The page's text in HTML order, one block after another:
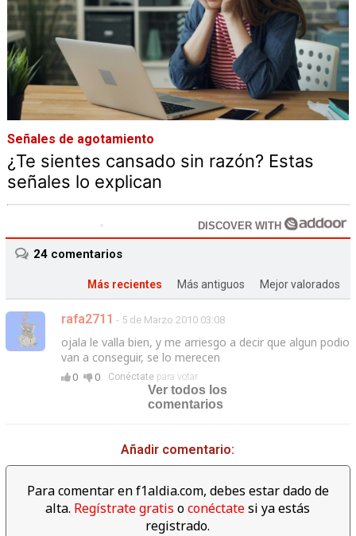
Señales de agotamiento
¿Te sientes cansado sin razón? Estas
señales lo explican
DISCOVER WITH
24comentarios
Más recientes Más antiguos Mejor valorados
rafa2711 - 5 de Marzo 2010 03:08
ojala le valla bien, y me arriesgo a decir que algun podio
van a conseguir, se lo merecen
0 0 Conéctatepara votar
Ver todos los
comentarios
Añadir comentario:
Para comentar en f1aldia.com, debes estar dado de
alta. Regístrate gratis oconéctatesi ya estás
registrado.